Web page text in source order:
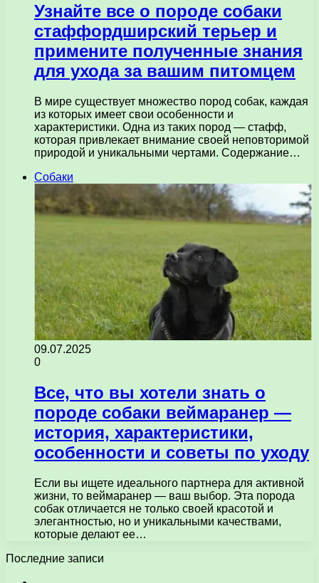
Узнайте все о породе собаки
стаффордширский терьер и
примените полученные знания
для ухода за вашим питомцем
В мире существует множество пород собак, каждая
из которых имеет свои особенности и
характеристики. Одна из таких пород — стафф,
которая привлекает внимание своей неповторимой
природой и уникальными чертами. Содержание…
Собаки
09.07.2025
0
Все, что вы хотели знать о
породе собаки веймаранер —
история, характеристики,
особенности и советы по уходу
Если вы ищете идеального партнера для активной
жизни, то веймаранер — ваш выбор. Эта порода
собак отличается не только своей красотой и
элегантностью, но и уникальными качествами,
которые делают ее…
Последние записи